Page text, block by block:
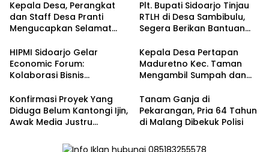
Kepala Desa, Perangkat
dan Staff Desa Pranti
Mengucapkan Selamat
Baru 2025
Plt. Bupati Sidoarjo Tinjau
RTLH di Desa Sambibulu,
Segera Berikan Bantuan
HIPMI Sidoarjo Gelar
Economic Forum:
Kolaborasi Bisnis
Baru
Kepala Desa Pertapan
Maduretno Kec. Taman
Mengambil Sumpah dan
Konfirmasi Proyek Yang
Diduga Belum Kantongi Ijin,
Awak Media Justru
Pembangunan
Tanam Ganja di
Pekarangan, Pria 64 Tahun
di Malang Dibekuk Polisi